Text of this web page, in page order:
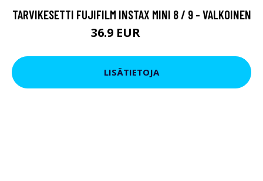
TARVIKESETTI FUJIFILM INSTAX MINI 8 / 9 - VALKOINEN
36.9 EUR
LISÄTIETOJA